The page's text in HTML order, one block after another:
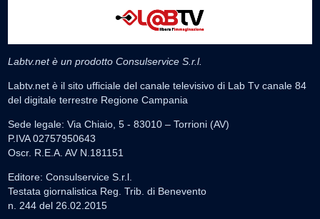
Labtv.net è un prodotto Consulservice S.r.l.
Labtv.net è il sito ufficiale del canale televisivo di Lab Tv canale 84
del digitale terrestre Regione Campania
Sede legale: Via Chiaio, 5 - 83010 – Torrioni (AV)
P.IVA 02757950643
Oscr. R.E.A. AV N.181151
Editore: Consulservice S.r.l.
Testata giornalistica Reg. Trib. di Benevento
n. 244 del 26.02.2015